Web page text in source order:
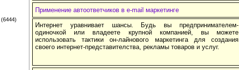
(6444)
Применение автоответчиков в e-mail маркетинге
Интернет уравнивает шансы. Будь вы предпринимателем-
одиночкой или владеете крупной компанией, вы можете
использовать тактики он-лайнового маркетинга для создания
своего интернет-представителства, рекламы товаров и услуг.